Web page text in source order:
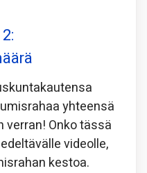
yhteensä
verran! Onko tässä
videolle,
kestoa.